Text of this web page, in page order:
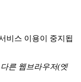
비스 이용이 중지됩
다른 웹브라우저(엣